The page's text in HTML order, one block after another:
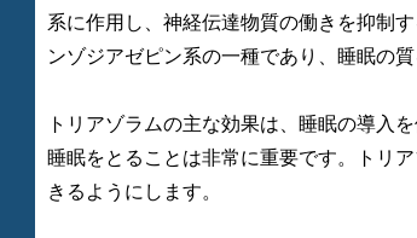
系に作用し、神経伝達物質の働きを抑制
ンゾジアゼピン系の一種であり、睡眠の
トリアゾラムの主な効果は、睡眠の導入
睡眠をとることは非常に重要です。トリ
きるようにします。